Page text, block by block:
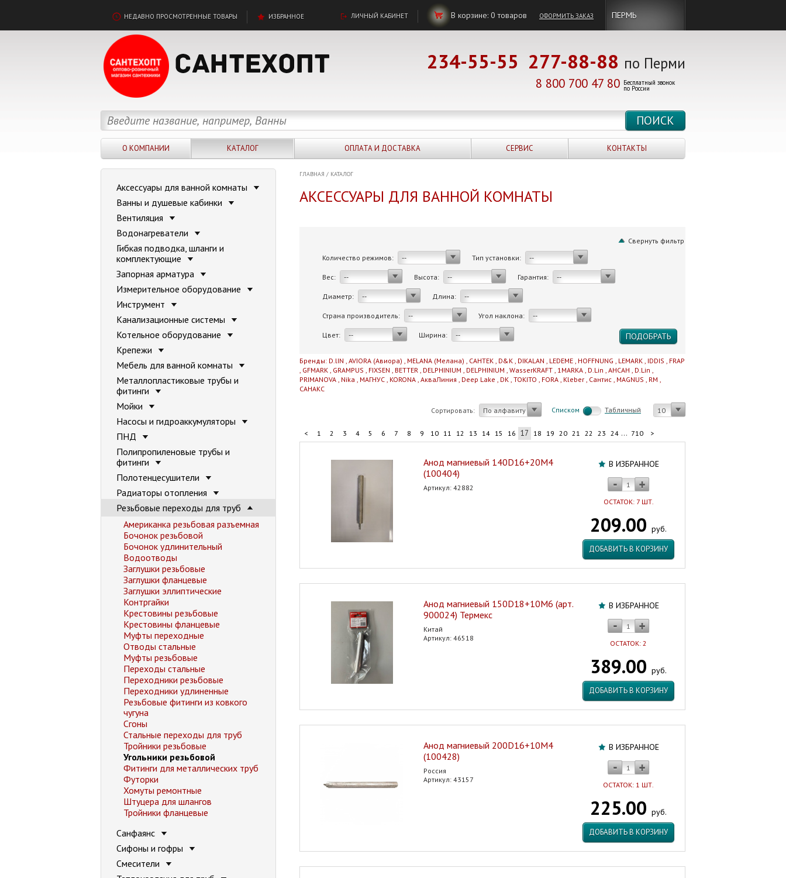
НЕДАВНО ПРОСМОТРЕННЫЕ ТОВАРЫ ИЗБРАННОЕ ЛИЧНЫЙ КАБИНЕТ В корзине: 0товаров ОФОРМИТЬ ЗАКАЗ ПЕРМЬ
234-55-55 277-88-88 по Перми
8 800 700 47 80 Бесплатный звонок
по России
О КОМПАНИИ КАТАЛОГ ОПЛАТА И ДОСТАВКА СЕРВИС КОНТАКТЫ
ГЛАВНАЯ / КАТАЛОГ
АКСЕССУАРЫ ДЛЯ ВАННОЙ КОМНАТЫ
Свернуть фильтр
Количество режимов:
-- Тип установки: --
Вес: -- Высота: -- Гарантия: --
Диаметр: -- Длина: --
Страна производитель: -- Угол наклона: --
Цвет: -- Ширина: --
Бренды: D.lIN , AVIORA (Авиора) , MELANA (Мелана) , САНТЕК , D&K , DIKALAN , LEDEME , HOFFNUNG , LEMARK , IDDIS , FRAP
, GFMARK , GRAMPUS , FIXSEN , BETTER , DELPHINIUM , DELPHINIUM , WasserKRAFT , 1MARKA , D.Lin , AHCAH , D.Lin ,
PRIMANOVA , Nika , МАГНУС , KORONA , АкваЛиния , Deep Lake , DK , TOKITO , FORA , Kleber , Сантис , MAGNUS , RM ,
САНАКС
Сортировать: По алфавиту Cписком Табличный 10
< 1 2 3 4 5 6 7 8 9 10 11 12 13 14 15 16 17 18 19 20 21 22 23 24 ... 710 >
В ИЗБРАННОЕ
ОСТАТОК: 7 ШТ.
209.00 руб.
ДОБАВИТЬ В КОРЗИНУ
Анод магниевый 140D16+20M4
(100404)
Артикул: 42882
В ИЗБРАННОЕ
ОСТАТОК: 2
389.00 руб.
ДОБАВИТЬ В КОРЗИНУ
Анод магниевый 150D18+10М6 (арт.
900024) Термекс
Китай
Артикул: 46518
В ИЗБРАННОЕ
ОСТАТОК: 1 ШТ.
225.00 руб.
ДОБАВИТЬ В КОРЗИНУ
Анод магниевый 200D16+10M4
(100428)
Россия
Артикул: 43157
Аксессуары для ванной комнаты
Ванны и душевые кабинки
Вентиляция
Водонагреватели
Гибкая подводка, шланги и
комплектующие
Запорная арматура
Измерительное оборудование
Инструмент
Канализационные системы
Котельное оборудование
Крепежи
Мебель для ванной комнаты
Металлопластиковые трубы и
фитинги
Мойки
Насосы и гидроаккумуляторы
ПНД
Полипропиленовые трубы и
фитинги
Полотенцесушители
Радиаторы отопления
Резьбовые переходы для труб
Американка резьбовая разъемная
Бочонок резьбовой
Бочонок удлинительный
Водоотводы
Заглушки резьбовые
Заглушки фланцевые
Заглушки эллиптические
Контргайки
Крестовины резьбовые
Крестовины фланцевые
Муфты переходные
Отводы стальные
Муфты резьбовые
Переходы стальные
Переходники резьбовые
Переходники удлиненные
Резьбовые фитинги из ковкого
чугуна
Сгоны
Стальные переходы для труб
Тройники резьбовые
Угольники резьбовой
Фитинги для металлических труб
Футорки
Хомуты ремонтные
Штуцера для шлангов
Тройники фланцевые
Санфаянс
Сифоны и гофры
Смесители